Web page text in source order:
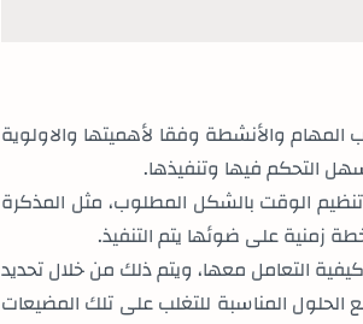
والأنشطة وفقا لأهميتها والاولوية
التحكم فيها وتنفيذها.
الوقت بالشكل المطلوب، مثل المذكرة
زمنية على ضوئها يتم التنفيذ.
التعامل معها، ويتم ذلك من خلال تحديد
المناسبة للتغلب على تلك المضيعات